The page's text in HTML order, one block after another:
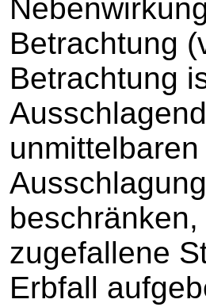
Betrachtung
Betrachtung
zugefallene
Erbfall